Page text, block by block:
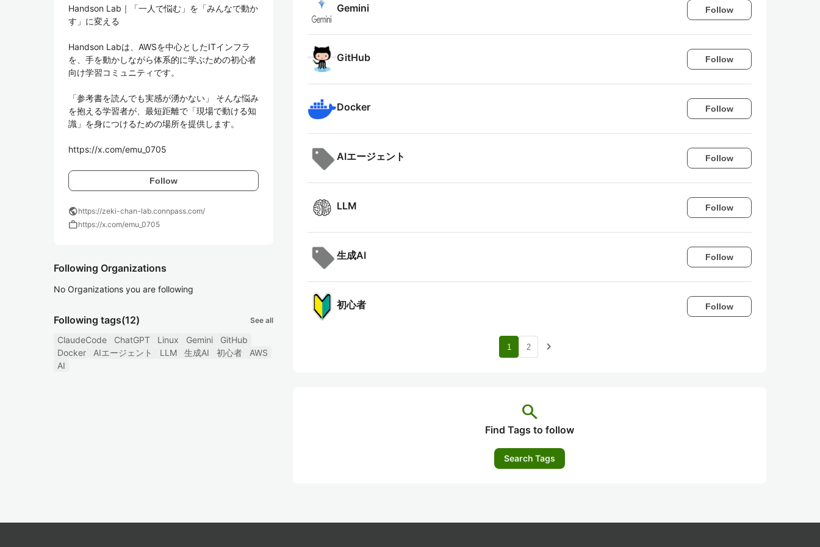
Handson Lab｜「一人で悩む」を「みんなで動か
す」に変える
Handson Labは、AWSを中心としたITインフラ
を、手を動かしながら体系的に学ぶための初心者
向け学習コミュニティです。
「参考書を読んでも実感が湧かない」 そんな悩み
を抱える学習者が、最短距離で「現場で動ける知
識」を身につけるための場所を提供します。
https://x.com/emu_0705
Follow
publichttps://zeki-chan-lab.connpass.com/
workhttps://x.com/emu_0705
Following Organizations
No Organizations you are following
Following tags(12) See all
ClaudeCode ChatGPT Linux Gemini
GitHub
Docker
AIエージェント LLM 生成AI 初心者
AWS
AI
Gemini Follow
GitHub Follow
Docker Follow
AIエージェント Follow
LLM Follow
生成AI Follow
初心者 Follow
1 2 navigate_next
search
Find Tags to follow
Search Tags